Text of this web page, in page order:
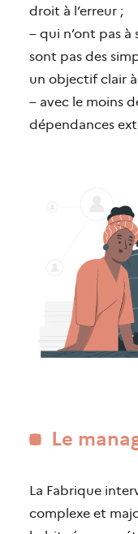
droit à l’erreur ;
– qui n’ont pas
sont pas des
un objectif clair
– avec le moins
dépendances
Le
La Fabrique
complexe et